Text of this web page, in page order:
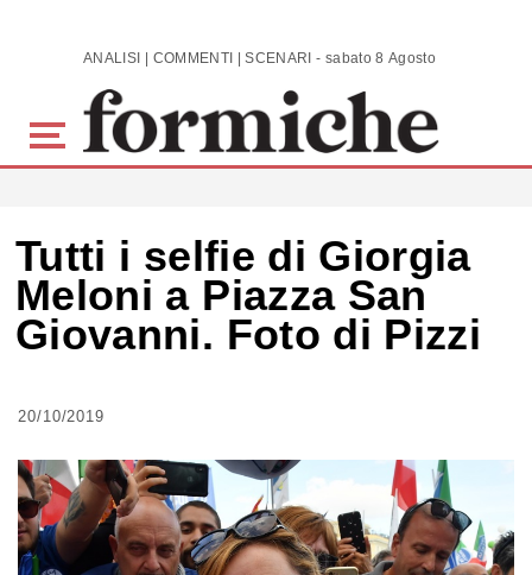
Skip to main content ANALISI | COMMENTI | SCENARI - sabato 8 Agosto 2026
Tutti i selfie di Giorgia
Meloni a Piazza San
Giovanni. Foto di Pizzi
20/10/2019